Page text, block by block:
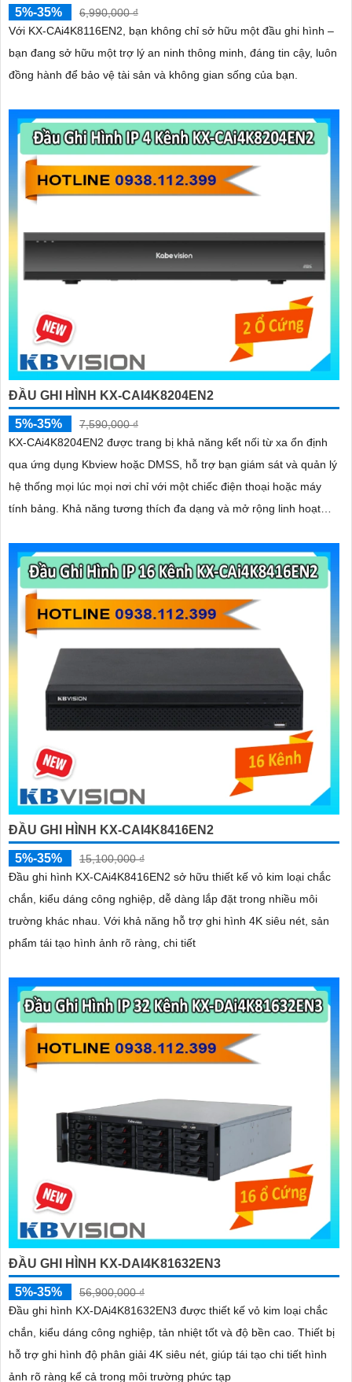
5%-35%
6,990,000 ₫
Với KX‑CAi4K8116EN2, bạn không chỉ sở hữu một đầu ghi hình –
bạn đang sở hữu một trợ lý an ninh thông minh, đáng tin cậy, luôn
đồng hành để bảo vệ tài sản và không gian sống của bạn.
ĐẦU GHI HÌNH KX-CAI4K8204EN2
5%-35%
7,590,000 ₫
KX-CAi4K8204EN2 được trang bị khả năng kết nối từ xa ổn định
qua ứng dụng Kbview hoặc DMSS, hỗ trợ bạn giám sát và quản lý
hệ thống mọi lúc mọi nơi chỉ với một chiếc điện thoại hoặc máy
tính bảng. Khả năng tương thích đa dạng và mở rộng linh hoạt
lên
ĐẦU GHI HÌNH KX-CAI4K8416EN2
5%-35%
15,100,000 ₫
Đầu ghi hình KX-CAi4K8416EN2 sở hữu thiết kế vỏ kim loại chắc
chắn, kiểu dáng công nghiệp, dễ dàng lắp đặt trong nhiều môi
trường khác nhau. Với khả năng hỗ trợ ghi hình 4K siêu nét, sản
phẩm tái tạo hình ảnh rõ ràng, chi tiết
ĐẦU GHI HÌNH KX-DAI4K81632EN3
5%-35%
56,900,000 ₫
Đầu ghi hình KX-DAi4K81632EN3 được thiết kế vỏ kim loại chắc
chắn, kiểu dáng công nghiệp, tản nhiệt tốt và độ bền cao. Thiết bị
hỗ trợ ghi hình độ phân giải 4K siêu nét, giúp tái tạo chi tiết hình
ảnh rõ ràng kể cả trong môi trường phức tạp